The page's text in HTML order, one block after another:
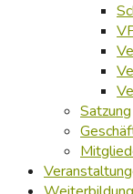
Satzung